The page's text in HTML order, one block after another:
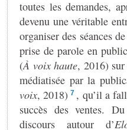
toutes les demandes,
devenu une véritable
organiser des séances
prise de parole en
(À voix haute, 2016)
médiatisée par la
voix, 2018) 7 , qu’il a
succès des ventes.
discours autour d’